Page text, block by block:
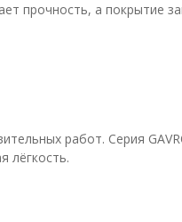
прочность, а покрытие
работ. Серия
лёгкость.